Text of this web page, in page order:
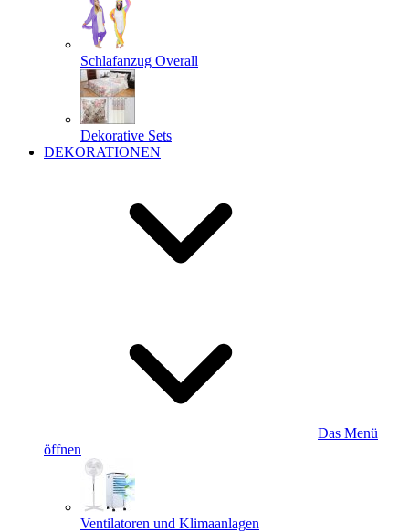
Schlafanzug Overall
Dekorative Sets
DEKORATIONEN
Das Menü
öffnen
Ventilatoren und Klimaanlagen